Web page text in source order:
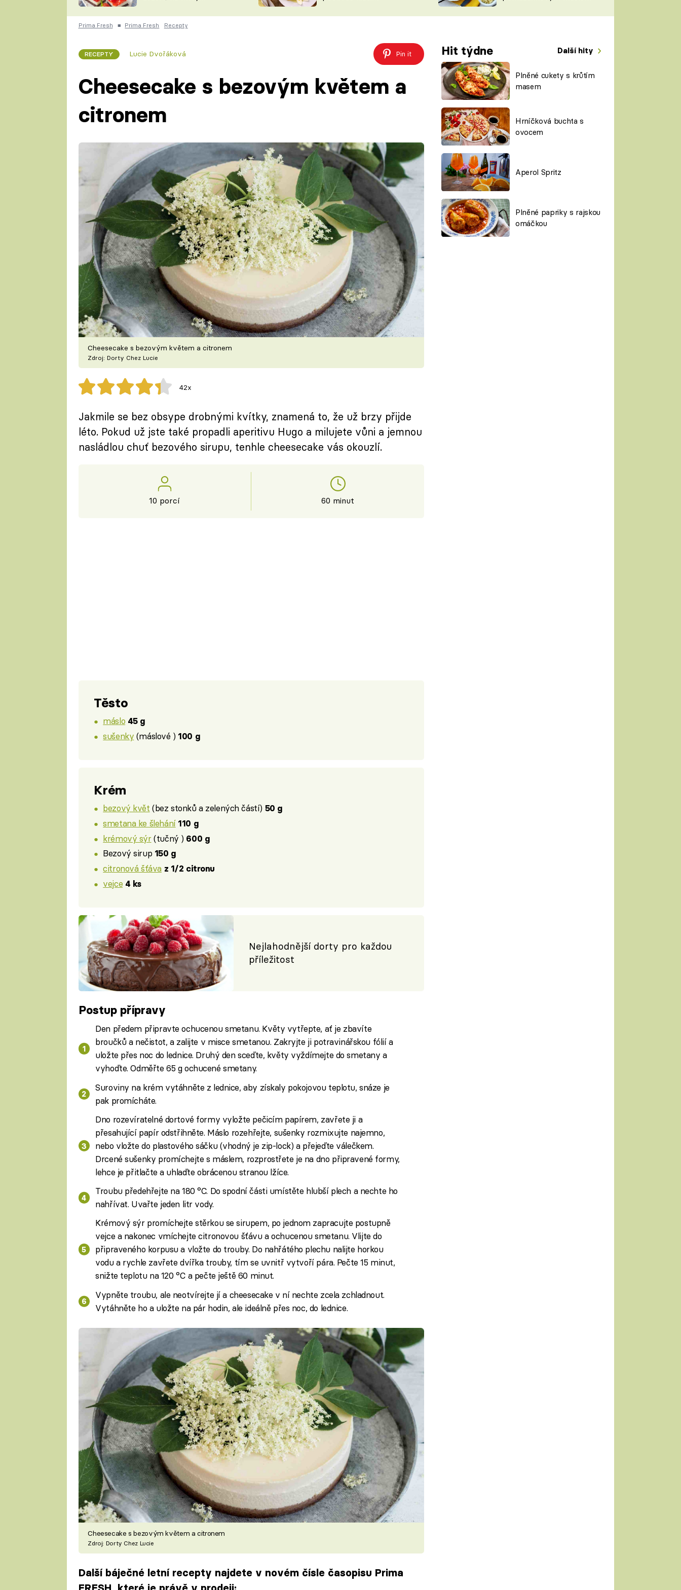
ČESKO NA TALÍŘI
KUCHAŘKA
VYCHYTÁVKY
ŠÉFREDAKTORKY
ČASOPIS
Prima Fresh ■ Prima Fresh Recepty
RECEPTY Lucie Dvořáková Pin it Hit týdne Další hity
Plněné cukety s krůtím
masem
Hrníčková buchta s
ovocem
Aperol Spritz
Plněné papriky s rajskou
omáčkou
Cheesecake s bezovým květem a
citronem
Cheesecake s bezovým květem a citronem
Zdroj: Dorty Chez Lucie
42x
Jakmile se bez obsype drobnými kvítky, znamená to, že už brzy přijde
léto. Pokud už jste také propadli aperitivu Hugo a milujete vůni a jemnou
nasládlou chuť bezového sirupu, tenhle cheesecake vás okouzlí.
10 porcí 60 minut
Těsto
máslo 45 g
sušenky (máslové ) 100 g
Krém
bezový květ (bez stonků a zelených částí) 50 g
smetana ke šlehání 110 g
krémový sýr(tučný ) 600 g
Bezový sirup 150 g
citronová šťáva z 1/2 citronu
vejce 4 ks
Nejlahodnější dorty pro každou
příležitost
Postup přípravy
Den předem připravte ochucenou smetanu. Květy vytřepte, ať je zbavíte
broučků a nečistot, a zalijte v misce smetanou. Zakryjte ji potravinářskou fólií a
uložte přes noc do lednice. Druhý den sceďte, květy vyždímejte do smetany a
vyhoďte. Odměřte 65 g ochucené smetany.
Suroviny na krém vytáhněte z lednice, aby získaly pokojovou teplotu, snáze je
pak promícháte.
Dno rozevíratelné dortové formy vyložte pečicím papírem, zavřete ji a
přesahující papír odstřihněte. Máslo rozehřejte, sušenky rozmixujte najemno,
nebo vložte do plastového sáčku (vhodný je zip-lock) a přejeďte válečkem.
Drcené sušenky promíchejte s máslem, rozprostřete je na dno připravené formy,
lehce je přitlačte a uhlaďte obrácenou stranou lžíce.
Troubu předehřejte na 180 °C. Do spodní části umístěte hlubší plech a nechte ho
nahřívat. Uvařte jeden litr vody.
Krémový sýr promíchejte stěrkou se sirupem, po jednom zapracujte postupně
vejce a nakonec vmíchejte citronovou šťávu a ochucenou smetanu. Vlijte do
připraveného korpusu a vložte do trouby. Do nahřátého plechu nalijte horkou
vodu a rychle zavřete dvířka trouby, tím se uvnitř vytvoří pára. Pečte 15 minut,
snižte teplotu na 120 °C a pečte ještě 60 minut.
Vypněte troubu, ale neotvírejte jí a cheesecake v ní nechte zcela zchladnout.
Vytáhněte ho a uložte na pár hodin, ale ideálně přes noc, do lednice.
Cheesecake s bezovým květem a citronem
Zdroj: Dorty Chez Lucie
Další báječné letní recepty najdete v novém čísle časopisu Prima